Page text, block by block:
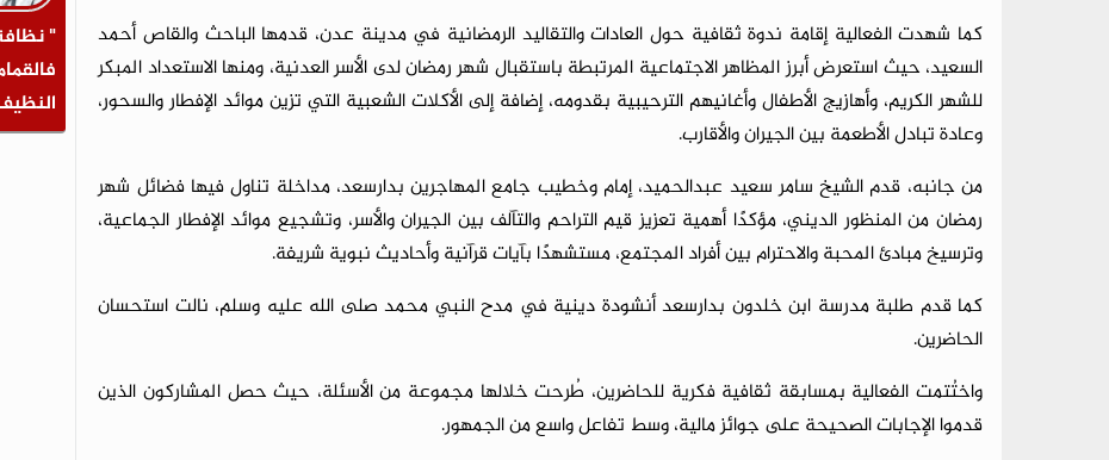
كما شهدت الفعالية إقامة ندوة ثقافية حول العادات والتقاليد الرمضانية في مدينة عدن، قدمها الباحث والقاص أحمد
السعيد، حيث استعرض أبرز المظاهر الاجتماعية المرتبطة باستقبال شهر رمضان لدى الأسر العدنية، ومنها الاستعداد المبكر
للشهر الكريم، وأهازيج الأطفال وأغانيهم الترحيبية بقدومه، إضافة إلى الأكلات الشعبية التي تزين موائد الإفطار والسحور،
وعادة تبادل الأطعمة بين الجيران والأقارب.
من جانبه، قدم الشيخ سامر سعيد عبدالحميد، إمام وخطيب جامع المهاجرين بدارسعد، مداخلة تناول فيها فضائل شهر
رمضان من المنظور الديني، مؤكدًا أهمية تعزيز قيم التراحم والتآلف بين الجيران والأسر، وتشجيع موائد الإفطار الجماعية،
وترسيخ مبادئ المحبة والاحترام بين أفراد المجتمع، مستشهدًا بآيات قرآنية وأحاديث نبوية شريفة.
كما قدم طلبة مدرسة ابن خلدون بدارسعد أنشودة دينية في مدح النبي محمد صلى الله عليه وسلم، نالت استحسان
الحاضرين.
واختُتمت الفعالية بمسابقة ثقافية فكرية للحاضرين، طُرحت خلالها مجموعة من الأسئلة، حيث حصل المشاركون الذين
قدموا الإجابات الصحيحة على جوائز مالية، وسط تفاعل واسع من الجمهور.
"